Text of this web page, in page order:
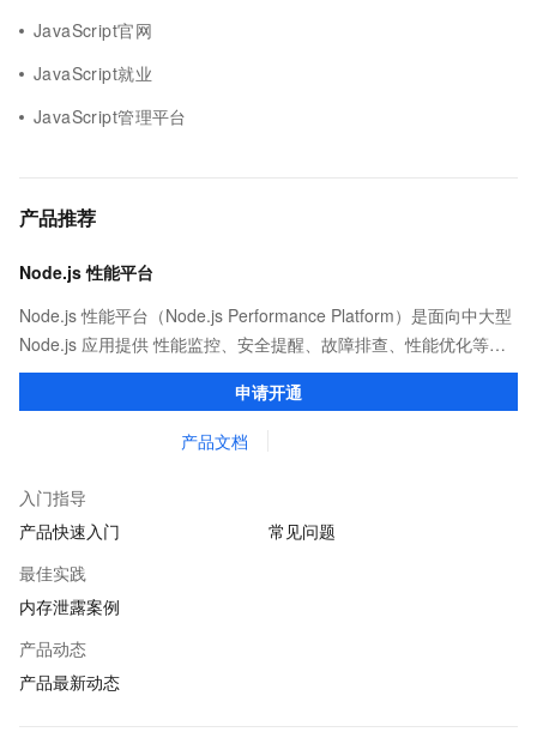
JavaScript官网
JavaScript就业
JavaScript管理平台
产品推荐
Node.js 性能平台
Node.js 性能平台（Node.js Performance Platform）是面向中大型
Node.js 应用提供 性能监控、安全提醒、故障排查、性能优化等服
务的整体性解决方案。提供完善的工具链和服务，协助客户主动、
申请开通
产品文档
入门指导
产品快速入门
常见问题
最佳实践
内存泄露案例
产品动态
产品最新动态